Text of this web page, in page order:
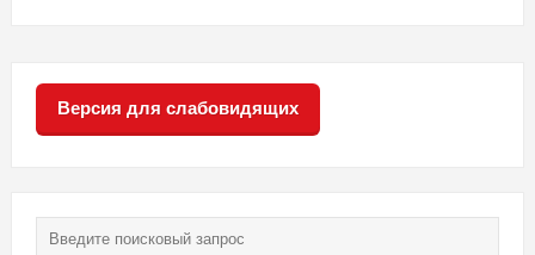
Версия для слабовидящих